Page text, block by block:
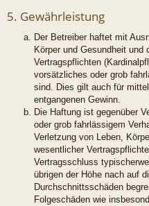
5. Gewährleistung
Der Betreiber haftet mit
Körper und Gesundheit und
Vertragspflichten
vorsätzliches oder grob
sind. Dies gilt auch für
entgangenen Gewinn.
Die Haftung ist gegenüber
oder grob fahrlässigem
Verletzung von Leben,
wesentlicher
Vertragsschluss
übrigen der Höhe nach auf
Durchschnittsschäden
Folgeschäden wie